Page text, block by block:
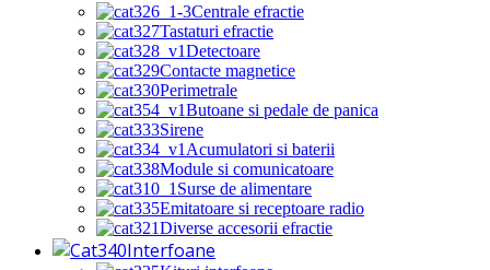
Centrale efractie
Tastaturi efractie
Detectoare
Contacte magnetice
Perimetrale
Butoane si pedale de panica
Sirene
Acumulatori si baterii
Module si comunicatoare
Surse de alimentare
Emitatoare si receptoare radio
Diverse accesorii efractie
Interfoane